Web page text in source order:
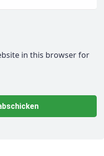
in this browser for